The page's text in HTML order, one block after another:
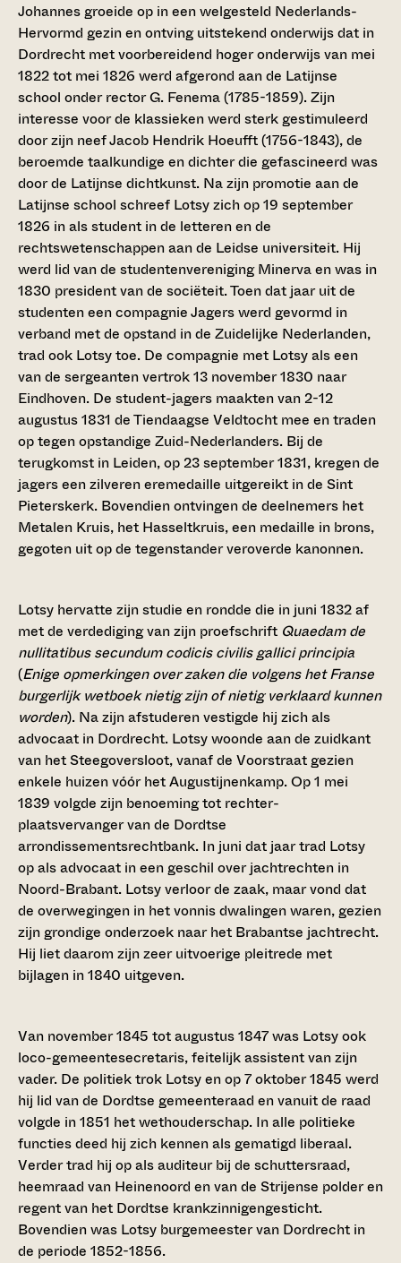
Johannes groeide op in een welgesteld Nederlands-
Hervormd gezin en ontving uitstekend onderwijs dat in
Dordrecht met voorbereidend hoger onderwijs van mei
1822 tot mei 1826 werd afgerond aan de Latijnse
school onder rector G. Fenema (1785-1859). Zijn
interesse voor de klassieken werd sterk gestimuleerd
door zijn neef Jacob Hendrik Hoeufft (1756-1843), de
beroemde taalkundige en dichter die gefascineerd was
door de Latijnse dichtkunst. Na zijn promotie aan de
Latijnse school schreef Lotsy zich op 19 september
1826 in als student in de letteren en de
rechtswetenschappen aan de Leidse universiteit. Hij
werd lid van de studentenvereniging Minerva en was in
1830 president van de sociëteit. Toen dat jaar uit de
studenten een compagnie Jagers werd gevormd in
verband met de opstand in de Zuidelijke Nederlanden,
trad ook Lotsy toe. De compagnie met Lotsy als een
van de sergeanten vertrok 13 november 1830 naar
Eindhoven. De student-jagers maakten van 2-12
augustus 1831 de Tiendaagse Veldtocht mee en traden
op tegen opstandige Zuid-Nederlanders. Bij de
terugkomst in Leiden, op 23 september 1831, kregen de
jagers een zilveren eremedaille uitgereikt in de Sint
Pieterskerk. Bovendien ontvingen de deelnemers het
Metalen Kruis, het Hasseltkruis, een medaille in brons,
gegoten uit op de tegenstander veroverde kanonnen.
Lotsy hervatte zijn studie en rondde die in juni 1832 af
met de verdediging van zijn proefschrift Quaedam de
nullitatibus secundum codicis civilis gallici principia
(Enige opmerkingen over zaken die volgens het Franse
burgerlijk wetboek nietig zijn of nietig verklaard kunnen
worden). Na zijn afstuderen vestigde hij zich als
advocaat in Dordrecht. Lotsy woonde aan de zuidkant
van het Steegoversloot, vanaf de Voorstraat gezien
enkele huizen vóór het Augustijnenkamp. Op 1 mei
1839 volgde zijn benoeming tot rechter-
plaatsvervanger van de Dordtse
arrondissementsrechtbank. In juni dat jaar trad Lotsy
op als advocaat in een geschil over jachtrechten in
Noord-Brabant. Lotsy verloor de zaak, maar vond dat
de overwegingen in het vonnis dwalingen waren, gezien
zijn grondige onderzoek naar het Brabantse jachtrecht.
Hij liet daarom zijn zeer uitvoerige pleitrede met
bijlagen in 1840 uitgeven.
Van november 1845 tot augustus 1847 was Lotsy ook
loco-gemeentesecretaris, feitelijk assistent van zijn
vader. De politiek trok Lotsy en op 7 oktober 1845 werd
hij lid van de Dordtse gemeenteraad en vanuit de raad
volgde in 1851 het wethouderschap. In alle politieke
functies deed hij zich kennen als gematigd liberaal.
Verder trad hij op als auditeur bij de schuttersraad,
heemraad van Heinenoord en van de Strijense polder en
regent van het Dordtse krankzinnigengesticht.
Bovendien was Lotsy burgemeester van Dordrecht in
de periode 1852-1856.